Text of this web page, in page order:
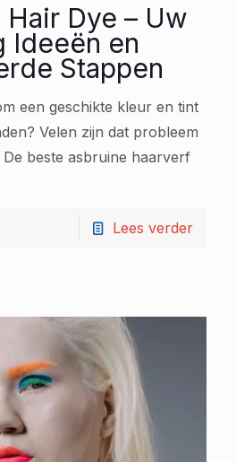
Dye – Uw
Ideeën en
Stappen
een geschikte kleur en tint
Velen zijn dat probleem
beste asbruine haarverf
Lees verder